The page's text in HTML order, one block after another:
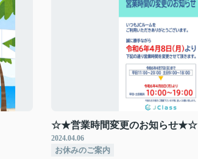
☆★営業時間変更のお知らせ★☆
2024.04.06
お休みのご案内